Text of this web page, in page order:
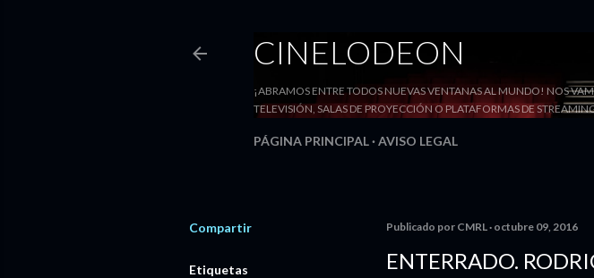
CINELODEON
¡ABRAMOS ENTRE TODOS NUEVAS VENTANAS AL MUNDO! NOS
TELEVISIÓN, SALAS DE PROYECCIÓN O PLATAFORMAS DE
PÁGINA PRINCIPAL AVISO LEGAL
Compartir
Etiquetas
Publicado por CMRL octubre 09, 2016
ENTERRADO.